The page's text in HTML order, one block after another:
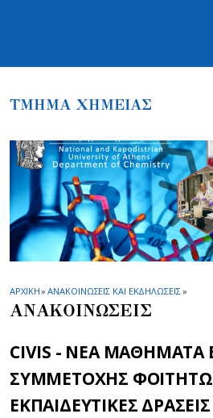
ΤΜΗΜΑ ΧΗΜΕΙΑΣ
ΑΡΧΙΚΗ» ΑΝΑΚΟΙΝΩΣΕΙΣ ΚΑΙ ΕΚΔΗΛΩΣΕΙΣ»
ΑΝΑΚΟΙΝΩΣΕΙΣ
CIVIS - ΝΕΑ ΜΑΘΗΜΑΤΑ
ΣΥΜΜΕΤΟΧΗΣ
ΕΚΠΑΙΔΕΥΤΙΚΕΣ